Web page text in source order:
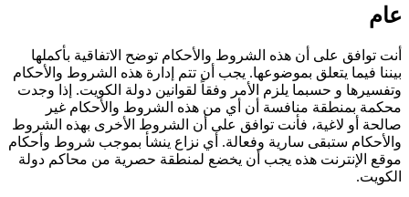
عام
أنت توافق على أن هذه الشروط والأحكام توضح الاتفاقية بأكملها
بيننا فيما يتعلق بموضوعها. يجب أن تتم إدارة هذه الشروط والأحكام
وتفسيرها و حسبما يلزم الأمر وفقاً لقوانين دولة الكويت. إذا وجدت
محكمة بمنطقة منافسة أن أي من هذه الشروط والأحكام غير
صالحة أو لاغية، فأنت توافق على أن الشروط الأخرى بهذه الشروط
والأحكام ستبقى سارية وفعالة. أي نزاع ينشأ بموجب شروط وأحكام
موقع الإنترنت هذه يجب أن يخضع لمنطقة حصرية من محاكم دولة
الكويت.